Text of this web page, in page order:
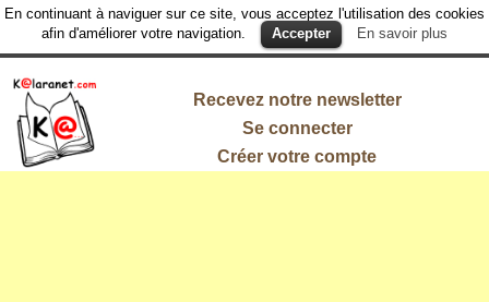
En continuant à naviguer sur ce site, vous acceptez l'utilisation des cookies
afin d'améliorer votre navigation.
Accepter En savoir plus
Recevez notre newsletter
Se connecter
Créer votre compte